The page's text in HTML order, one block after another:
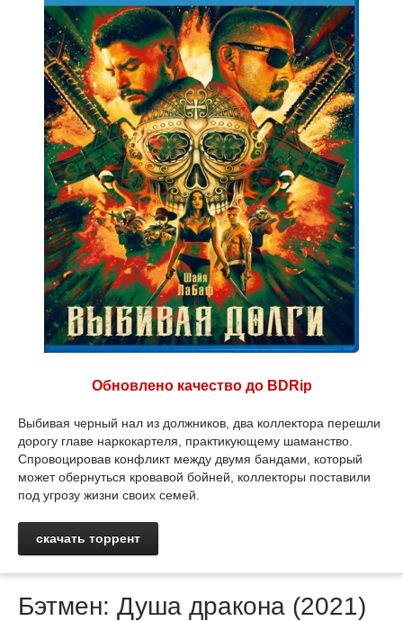
Обновлено качество до BDRip
Выбивая черный нал из должников, два коллектора перешли
дорогу главе наркокартеля, практикующему шаманство.
Спровоцировав конфликт между двумя бандами, который
может обернуться кровавой бойней, коллекторы поставили
под угрозу жизни своих семей.
скачать торрент
Бэтмен: Душа дракона (2021)